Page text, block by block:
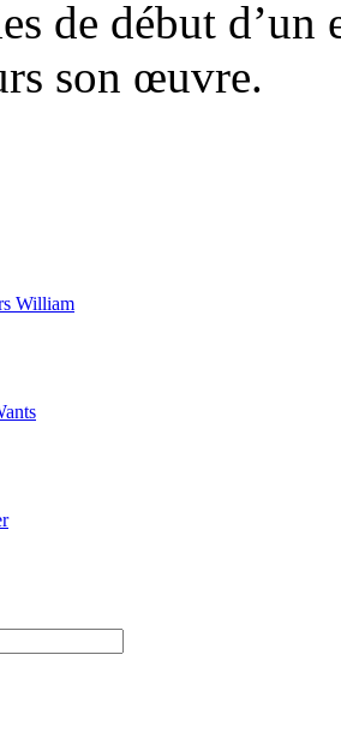
de début
son œuvre.
William